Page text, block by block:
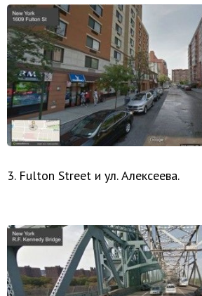
3. Fulton Street и ул. Алексеева.